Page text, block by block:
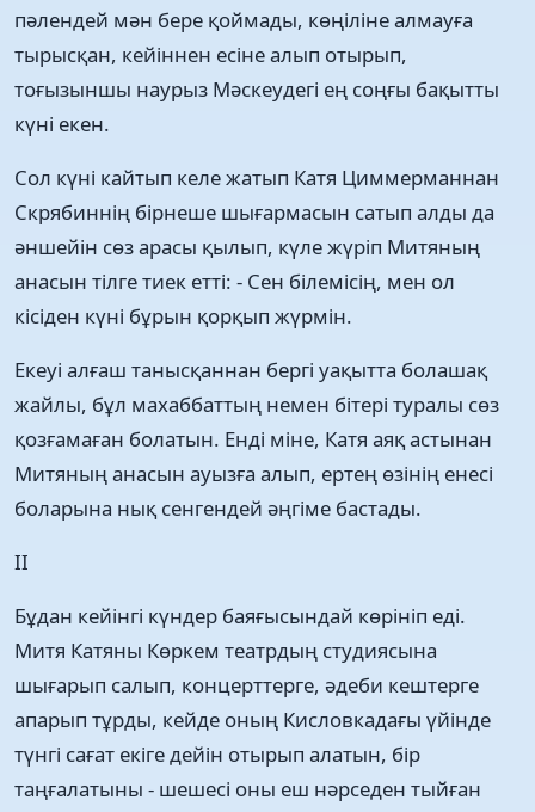
пәлендей мән бере қоймады, көңіліне алмауға
тырысқан, кейіннен есіне алып отырып,
тоғызыншы наурыз Мәскеудегі ең соңғы бақытты
күні екен.
Сол күні кайтып келе жатып Катя Циммерманнан
Скрябиннің бірнеше шығармасын сатып алды да
әншейін сөз арасы қылып, күле жүріп Митяның
анасын тілге тиек етті: - Сен білемісің, мен ол
кісіден күні бұрын қорқып жүрмін.
Екеуі алғаш танысқаннан бергі уақытта болашақ
жайлы, бұл махаббаттың немен бітері туралы сөз
қозғамаған болатын. Енді міне, Катя аяқ астынан
Митяның анасын ауызға алып, ертең өзінің енесі
боларына нық сенгендей әңгіме бастады.
II
Бұдан кейінгі күндер баяғысындай көрініп еді.
Митя Катяны Көркем театрдың студиясына
шығарып салып, концерттерге, әдеби кештерге
апарып тұрды, кейде оның Кисловкадағы үйінде
түнгі сағат екіге дейін отырып алатын, бір
таңғалатыны - шешесі оны еш нәрседен тыйған